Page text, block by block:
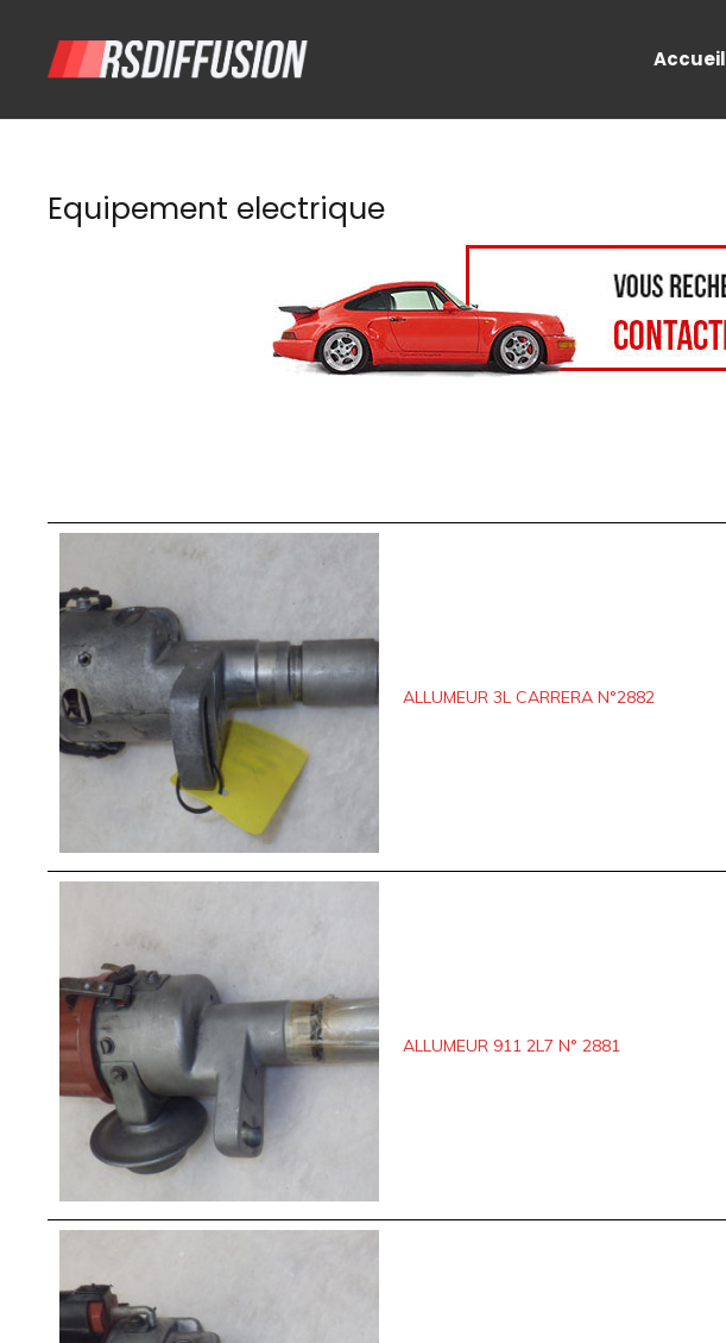
Accueil
Equipement electrique
ALLUMEUR 3L CARRERA N°2882
ALLUMEUR 911 2L7 N° 2881